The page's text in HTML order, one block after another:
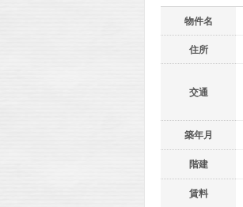
物件名
住所
交通
築年月
階建
賃料